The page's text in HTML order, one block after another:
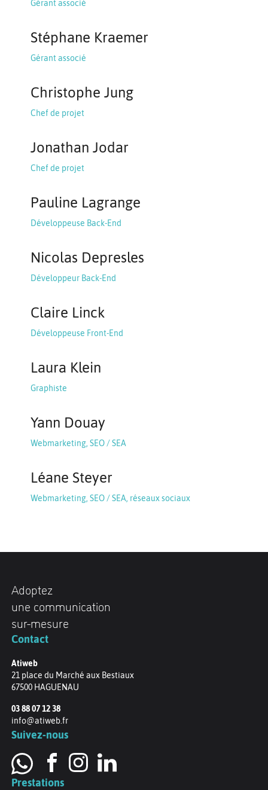
Gérant associé
Stéphane Kraemer
Gérant associé
Christophe Jung
Chef de projet
Jonathan Jodar
Chef de projet
Pauline Lagrange
Développeuse Back-End
Nicolas Depresles
Développeur Back-End
Claire Linck
Développeuse Front-End
Laura Klein
Graphiste
Yann Douay
Webmarketing, SEO / SEA
Léane Steyer
Webmarketing, SEO / SEA, réseaux sociaux
Adoptez
une communication
sur-mesure
Contact
Atiweb
21 place du Marché aux Bestiaux
67500 HAGUENAU
03 88 07 12 38
info@atiweb.fr
Suivez-nous
Prestations